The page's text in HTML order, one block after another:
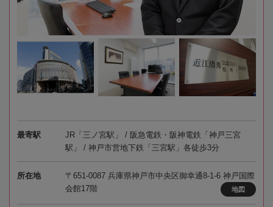
最寄駅
JR「三ノ宮駅」 / 阪急電鉄・阪神電鉄「神戸三宮
駅」 / 神戸市営地下鉄「三宮駅」各徒歩3分
所在地
〒651-0087 兵庫県神戸市中央区御幸通8-1-6 神戸国際
会館17階
地図